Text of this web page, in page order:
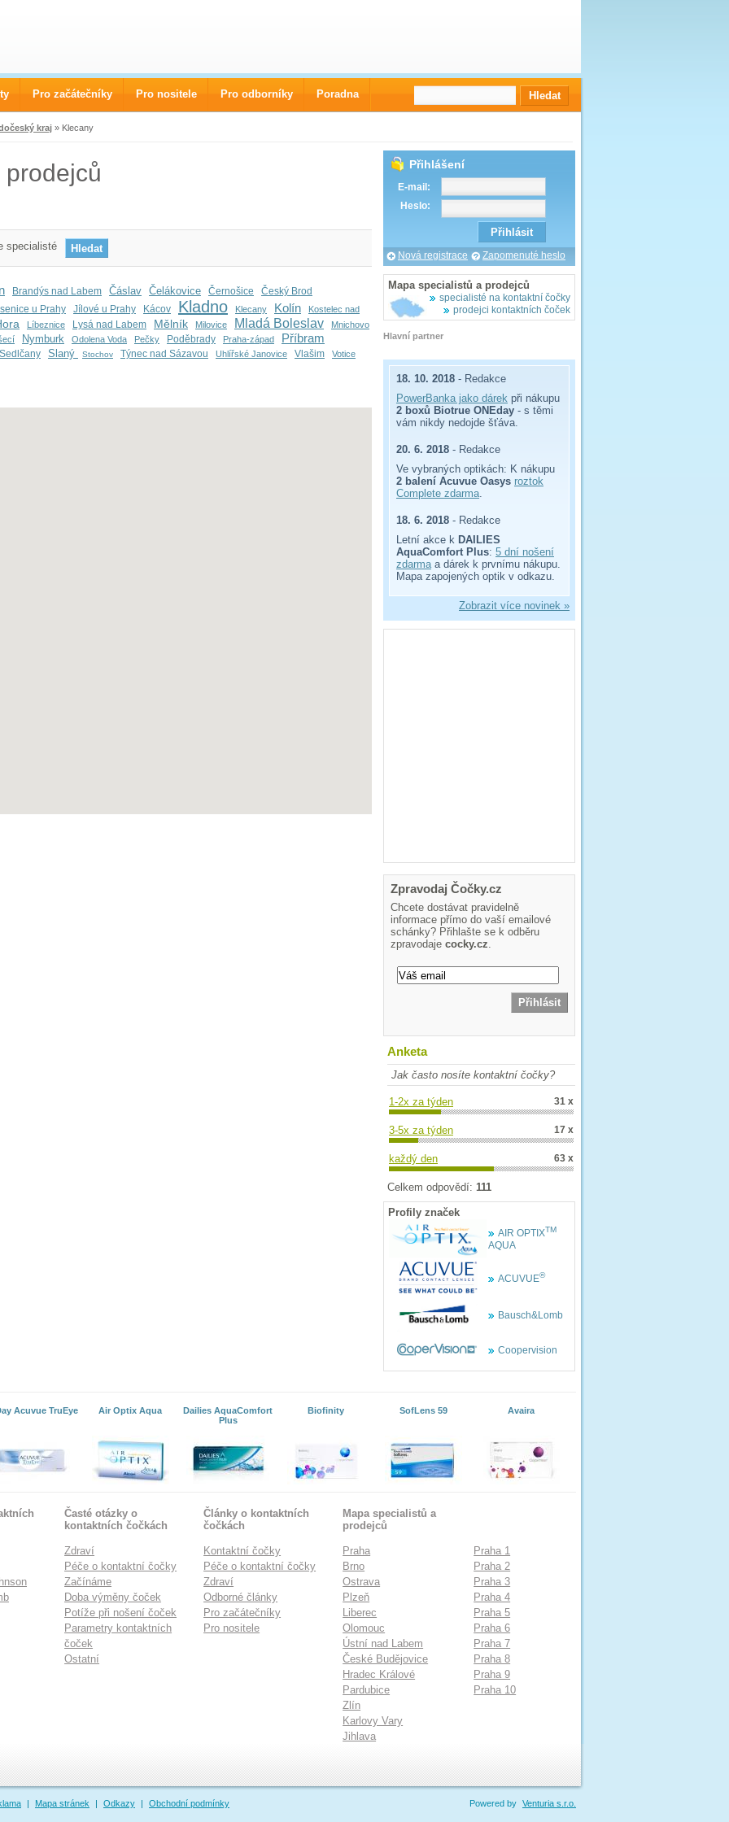
kraj » Klecany
specialisté
Brandýs nad Labem Čáslav Čelákovice Černošice
Český Brod
u Prahy Jílové u Prahy Kácov Kladno Klecany Kolín
Kostelec nad
Líbeznice Lysá nad Labem Mělník Milovice Mladá Boleslav
Mnichovo
Nymburk Odolena Voda Pečky Poděbrady Praha-západ Příbram
Sedlčany Slaný Stochov Týnec nad Sázavou Uhlířské Janovice Vlašim
Votice
Přihlášení
E-mail:
Heslo:
Nová registrace Zapomenuté heslo
Mapa specialistů a prodejců
specialisté na kontaktní čočky
prodejci kontaktních čoček
Hlavní partner
18. 10. 2018 - Redakce
PowerBanka jako dárek při nákupu
2 boxů Biotrue ONEday - s těmi
vám nikdy nedojde šťáva.
20. 6. 2018 - Redakce
Ve vybraných optikách: K nákupu
2 balení Acuvue Oasys roztok
Complete zdarma.
18. 6. 2018 - Redakce
Letní akce k DAILIES
AquaComfort Plus: 5 dní nošení
zdarmaa dárek k prvnímu nákupu.
Mapa zapojených optik v odkazu.
Zobrazit více novinek »
Zpravodaj Čočky.cz
Chcete dostávat pravidelně
informace přímo do vaší emailové
schánky? Přihlašte se k odběru
zpravodaje cocky.cz.
Anketa
Jak často nosíte kontaktní čočky?
1-2x za týden 31 x
3-5x za týden 17 x
každý den 63 x
Celkem odpovědí: 111
Profily značek
AIR OPTIXTM
AQUA
ACUVUE®
Bausch&Lomb
Coopervision
Acuvue TruEye Air Optix Aqua
Dailies AquaComfort
Plus
Biofinity SofLens 59 Avaira
Časté otázky o
kontaktních čočkách
Zdraví
Péče o kontaktní čočky
Začínáme
Doba výměny čoček
Potíže při nošení čoček
Parametry kontaktních
čoček
Ostatní
Články o kontaktních
čočkách
Kontaktní čočky
Péče o kontaktní čočky
Zdraví
Odborné články
Pro začátečníky
Pro nositele
Mapa specialistů a
prodejců
Praha
Brno
Ostrava
Plzeň
Liberec
Olomouc
Ústní nad Labem
České Budějovice
Hradec Králové
Pardubice
Zlín
Karlovy Vary
Jihlava
Praha 1
Praha 2
Praha 3
Praha 4
Praha 5
Praha 6
Praha 7
Praha 8
Praha 9
Praha 10
Pro začátečníky Pro nositele Pro odborníky Poradna
| Mapa stránek | Odkazy | Obchodní podmínky Powered by Venturia s.r.o.